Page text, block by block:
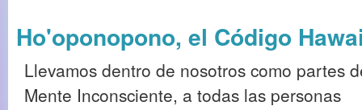
Ho'oponopono, el Código
Llevamos dentro de nosotros como partes
Mente Inconsciente, a todas las personas